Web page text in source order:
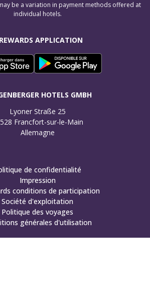
APPLICATION
HOTELS GMBH
Lyoner Straße 25
Francfort-sur-le-Main
Allemagne
be a variation in payment methods offered at
individual hotels.
de confidentialité
Impression
conditions de participation
Société d'exploitation
Politique des voyages
générales d'utilisation